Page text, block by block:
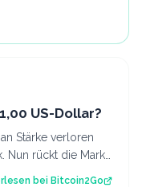
US-Dollar?
Stärke verloren
rückt die Marke
bei Bitcoin2Go